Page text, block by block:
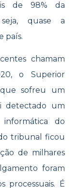
de 98% da
quase a
país.
chamam
o Superior
sofreu um
detectado um
do
tribunal ficou
de milhares
foram
processuais. É